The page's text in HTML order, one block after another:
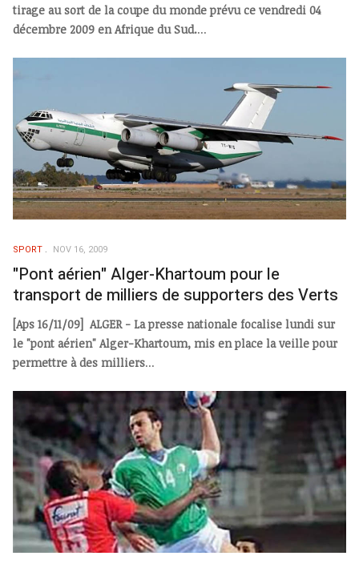
tirage au sort de la coupe du monde prévu ce vendredi 04
décembre 2009 en Afrique du Sud....
SPORT NOV 16, 2009
"Pont aérien" Alger-Khartoum pour le
transport de milliers de supporters des Verts
[Aps 16/11/09] ALGER - La presse nationale focalise lundi sur
le "pont aérien" Alger-Khartoum, mis en place la veille pour
permettre à des milliers...